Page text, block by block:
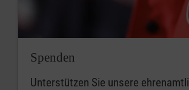
Spenden
Unterstützen Sie unsere